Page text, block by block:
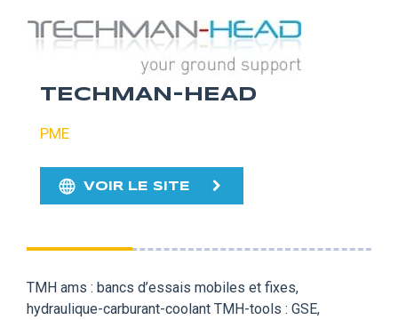
TECHMAN-HEAD
PME
VOIR LE SITE
TMH ams : bancs d’essais mobiles et fixes,
hydraulique-carburant-coolant TMH-tools : GSE,